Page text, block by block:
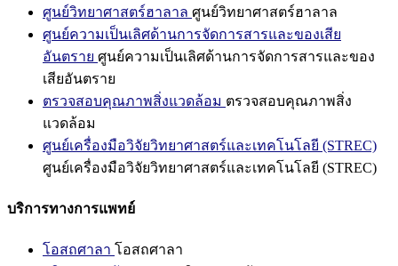
ศูนย์วิทยาศาสตร์ฮาลาล ศูนย์วิทยาศาสตร์ฮาลาล
ศูนย์ความเป็นเลิศด้านการจัดการสารและของเสีย
อันตราย ศูนย์ความเป็นเลิศด้านการจัดการสารและของ
เสียอันตราย
ตรวจสอบคุณภาพสิ่งแวดล้อม ตรวจสอบคุณภาพสิ่ง
แวดล้อม
ศูนย์เครื่องมือวิจัยวิทยาศาสตร์และเทคโนโลยี (STREC)
ศูนย์เครื่องมือวิจัยวิทยาศาสตร์และเทคโนโลยี (STREC)
บริการทางการแพทย์
โอสถศาลา โอสถศาลา